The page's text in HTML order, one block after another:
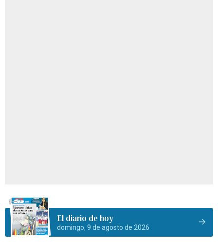
El diario de hoy
domingo, 9 de agosto de 2026